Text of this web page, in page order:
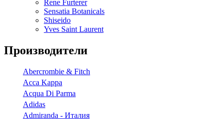
Rene Furterer
Sensatia Botanicals
Shiseido
Yves Saint Laurent
Производители
Abercrombie & Fitch
Acca Kappa
Acqua Di Parma
Adidas
Admiranda - Италия